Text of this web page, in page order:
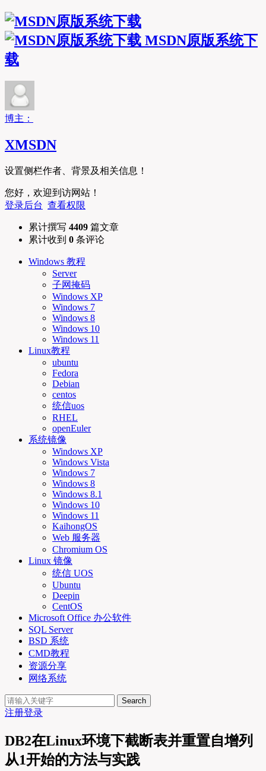
MSDN原版系统下
载
博主：
XMSDN
设置侧栏作者、背景及相关信息！
您好，欢迎到访网站！
登录后台 查看权限
累计撰写 4409 篇文章
累计收到 0 条评论
Windows 教程
Server
子网掩码
Windows XP
Windows 7
Windows 8
Windows 10
Windows 11
Linux教程
ubuntu
Fedora
Debian
centos
统信uos
RHEL
openEuler
系统镜像
Windows XP
Windows Vista
Windows 7
Windows 8
Windows 8.1
Windows 10
Windows 11
KaihongOS
Web 服务器
Chromium OS
Linux 镜像
统信 UOS
Ubuntu
Deepin
CentOS
Microsoft Office 办公软件
SQL Server
BSD 系统
CMD教程
资源分享
网络系统
Search
注册登录
DB2在Linux环境下截断表并重置自增列
从1开始的方法与实践